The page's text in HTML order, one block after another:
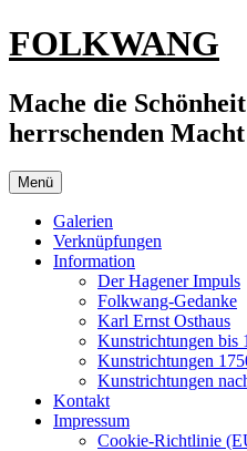
Zum
Inhalt
FOLKWANG
Mache die
herrschenden
Menü
Galerien
Verknüpfungen
Information
Der Hagener Impuls
Folkwang-Gedanke
Karl Ernst Osthaus
Kunstrichtungen bis
Kunstrichtungen
Kunstrichtungen
Kontakt
Impressum
Cookie-Richtlinie